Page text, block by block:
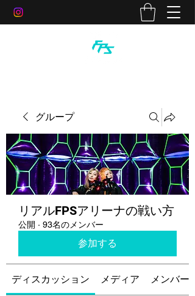
グループ
リアルFPSアリーナの戦い方
公開 · 93名のメンバー
参加する
ディスカッション メディア メンバー